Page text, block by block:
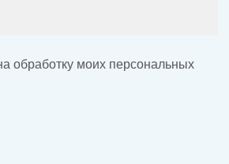
обработку моих персональных